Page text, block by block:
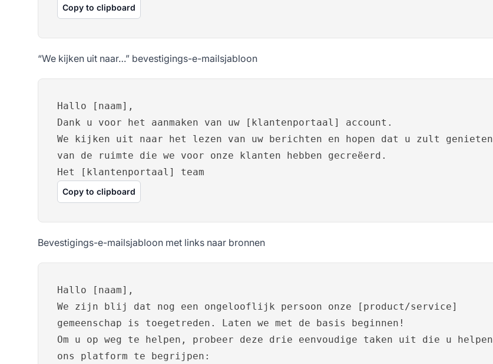
Copy to clipboard
“We kijken uit naar…” bevestigings-e-mailsjabloon
Hallo [naam],
Dank u voor het aanmaken van uw [klantenportaal] account.
We kijken uit naar het lezen van uw berichten en hopen dat u zult genieten
van de ruimte die we voor onze klanten hebben gecreëerd.
Het [klantenportaal] team
Copy to clipboard
Bevestigings-e-mailsjabloon met links naar bronnen
Hallo [naam],
We zijn blij dat nog een ongelooflijk persoon onze [product/service]
gemeenschap is toegetreden. Laten we met de basis beginnen!
Om u op weg te helpen, probeer deze drie eenvoudige taken uit die u helpen
ons platform te begrijpen: